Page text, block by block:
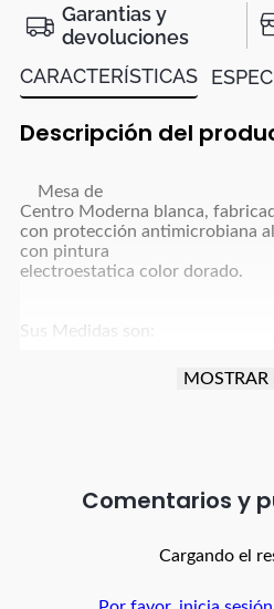
Garantias y
devoluciones
CARACTERÍSTICAS
Descripción del
Mesa de
Centro Moderna blanca,
con protección antimicrobiana
con pintura
electroestatica color dorado.
Sus Medidas son:
MOSTRAR
Comentarios
Cargando el